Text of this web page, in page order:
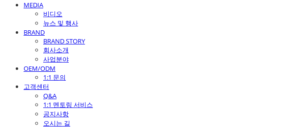
MEDIA
비디오
뉴스 및 행사
BRAND
BRAND STORY
회사소개
사업분야
OEM/ODM
1:1 문의
고객센터
Q&A
1:1 멘토링 서비스
공지사항
오시는 길